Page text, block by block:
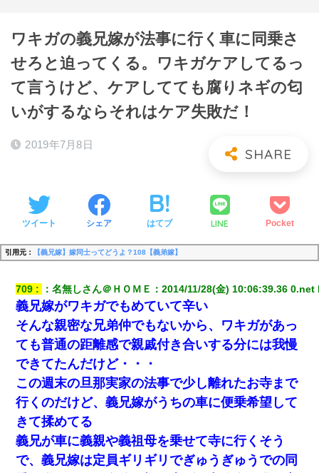
ワキガの義兄嫁が法事に行く車に同乗さ
せろと迫ってくる。ワキガケアしてるっ
て言うけど、ケアしてても腐りネギの匂
いがするならそれはケア失敗だ！
2019年7月8日
ツイート シェア はてブ LINE Pocket
引用元： 【義兄嫁】嫁同士ってどうよ？108【義弟嫁】
709 ：名無しさん＠ＨＯＭＥ ：2014/11/28(金) 10:06:39.36 0.net
義兄嫁がワキガでもめていて辛い
そんな親密な兄弟仲でもないから、ワキガがあっ
ても普通の距離感で親戚付き合いする分には我慢
できてたんだけど・・・
この週末の旦那実家の法事で少し離れたお寺まで
行くのだけど、義兄嫁がうちの車に便乗希望して
きて揉めてる
義兄が車に義親や義祖母を乗せて寺に行くそう
で、義兄嫁は定員ギリギリでぎゅうぎゅうでの同